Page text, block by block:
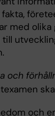
med
och
och